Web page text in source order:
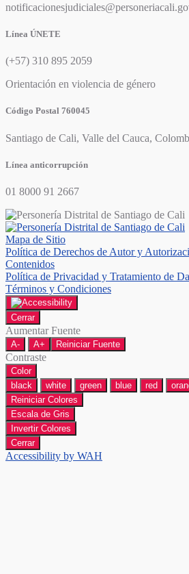
Línea ÚNETE
(+57) 310 895 2059
Orientación en violencia de género
Código Postal 760045
Santiago de Cali, Valle del Cauca,
Línea anticorrupción
01 8000 91 2667
Mapa de Sitio
Política de Derechos de Autor y
Contenidos
Política de Privacidad y Tratamiento de
Términos y Condiciones
Cerrar
Aumentar Fuente
A- A+ Reiniciar Fuente
Contraste
Color
black
white green blue red
Reiniciar Colores
Escala de Gris
Invertir Colores
Cerrar
Accessibility by WAH